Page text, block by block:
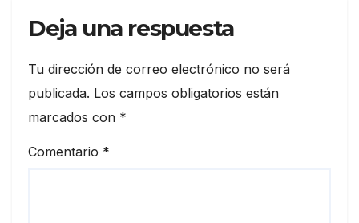
Deja una respuesta
Tu dirección de correo electrónico no será
publicada. Los campos obligatorios están
marcados con *
Comentario *